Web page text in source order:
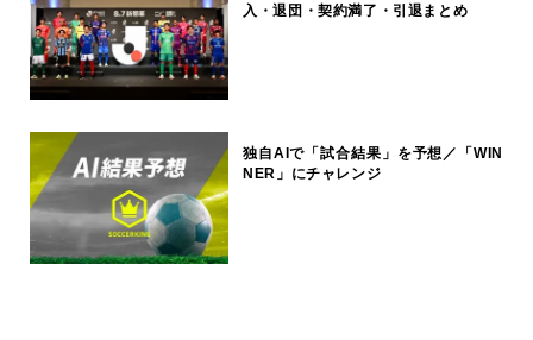
入・退団・契約満了・引退まとめ
独自AIで「試合結果」を予想／「WIN
NER」にチャレンジ